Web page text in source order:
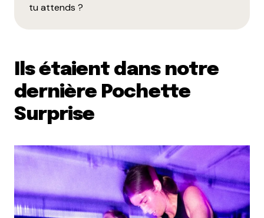
tu attends ?
Ils étaient dans notre
dernière Pochette
Surprise